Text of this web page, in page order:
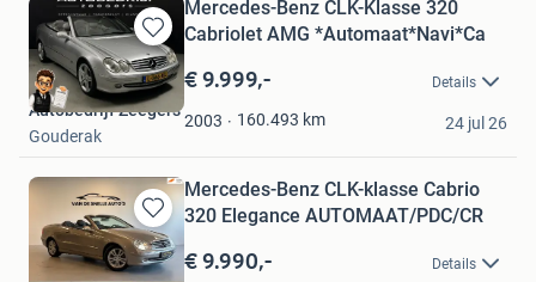
Bewaren
in
Mijn
Favorieten
Mercedes-Benz CLK-Klasse 320
Cabriolet AMG *Automaat*Navi*Ca
€ 9.999,- Details
2003 160.493 km
Autobedrijf Zeegers
Gouderak
24 jul 26
Bewaren
in
Mijn
Mercedes-Benz CLK-klasse Cabrio
320 Elegance AUTOMAAT/PDC/CR
€ 9.990,- Details